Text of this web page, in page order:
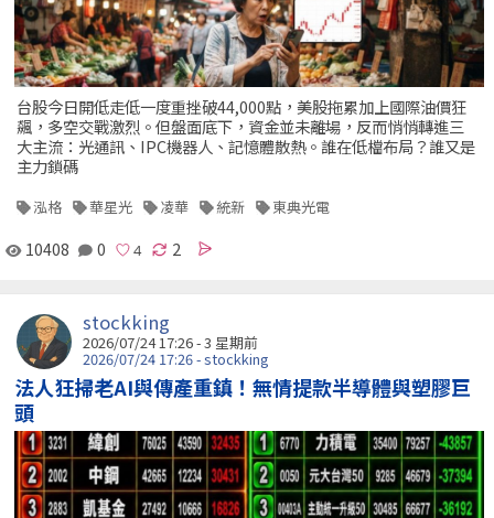
台股今日開低走低一度重挫破44,000點，美股拖累加上國際油價狂
飆，多空交戰激烈。但盤面底下，資金並未離場，反而悄悄轉進三
大主流：光通訊、IPC機器人、記憶體散熱。誰在低檔布局？誰又是
主力鎖碼
泓格 華星光 凌華 統新 東典光電
10408 0 2
stockking
2026/07/24 17:26 - 3 星期前
2026/07/24 17:26 - stockking
法人狂掃老AI與傳產重鎮！無情提款半導體與塑膠巨
頭